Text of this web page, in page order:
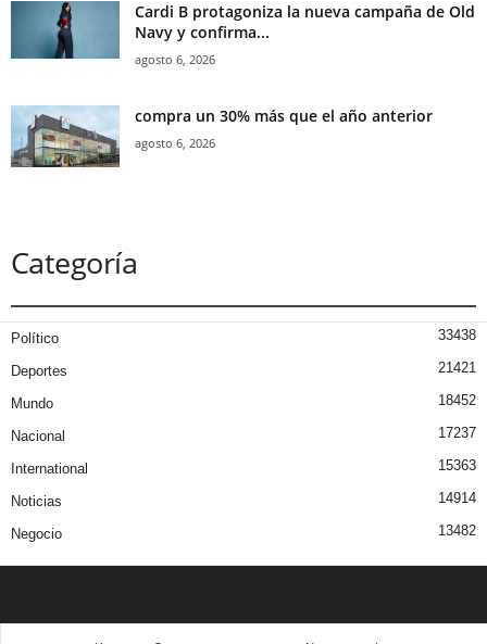
Cardi B protagoniza la nueva campaña de Old
Navy y confirma...
agosto 6, 2026
compra un 30% más que el año anterior
agosto 6, 2026
Categoría
Político 33438
Deportes 21421
Mundo 18452
Nacional 17237
International 15363
Noticias 14914
Negocio 13482